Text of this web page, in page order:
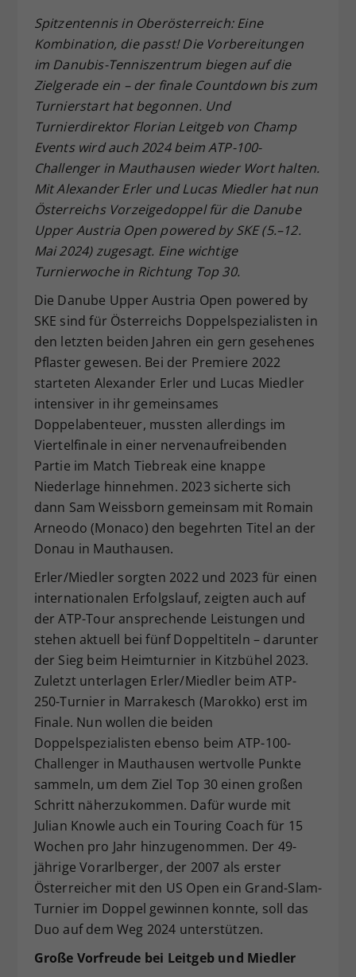
Spitzentennis in Oberösterreich: Eine
Kombination, die passt! Die Vorbereitungen
im Danubis-Tenniszentrum biegen auf die
Zielgerade ein – der finale Countdown bis zum
Turnierstart hat begonnen. Und
Turnierdirektor Florian Leitgeb von Champ
Events wird auch 2024 beim ATP-100-
Challenger in Mauthausen wieder Wort halten.
Mit Alexander Erler und Lucas Miedler hat nun
Österreichs Vorzeigedoppel für die Danube
Upper Austria Open powered by SKE (5.–12.
Mai 2024) zugesagt. Eine wichtige
Turnierwoche in Richtung Top 30.
Die Danube Upper Austria Open powered by
SKE sind für Österreichs Doppelspezialisten in
den letzten beiden Jahren ein gern gesehenes
Pflaster gewesen. Bei der Premiere 2022
starteten Alexander Erler und Lucas Miedler
intensiver in ihr gemeinsames
Doppelabenteuer, mussten allerdings im
Viertelfinale in einer nervenaufreibenden
Partie im Match Tiebreak eine knappe
Niederlage hinnehmen. 2023 sicherte sich
dann Sam Weissborn gemeinsam mit Romain
Arneodo (Monaco) den begehrten Titel an der
Donau in Mauthausen.
Erler/Miedler sorgten 2022 und 2023 für einen
internationalen Erfolgslauf, zeigten auch auf
der ATP-Tour ansprechende Leistungen und
stehen aktuell bei fünf Doppeltiteln – darunter
der Sieg beim Heimturnier in Kitzbühel 2023.
Zuletzt unterlagen Erler/Miedler beim ATP-
250-Turnier in Marrakesch (Marokko) erst im
Finale. Nun wollen die beiden
Doppelspezialisten ebenso beim ATP-100-
Challenger in Mauthausen wertvolle Punkte
sammeln, um dem Ziel Top 30 einen großen
Schritt näherzukommen. Dafür wurde mit
Julian Knowle auch ein Touring Coach für 15
Wochen pro Jahr hinzugenommen. Der 49-
jährige Vorarlberger, der 2007 als erster
Österreicher mit den US Open ein Grand-Slam-
Turnier im Doppel gewinnen konnte, soll das
Duo auf dem Weg 2024 unterstützen.
Große Vorfreude bei Leitgeb und Miedler
Zweck
Dieser Wert speichert Ihre Consent-
Einstellungen. Unter anderem eine
zufällig generierte ID, für die
historische Speicherung Ihrer
vorgenommen Einstellungen, falls der
Webseiten-Betreiber dies eingestellt
hat.